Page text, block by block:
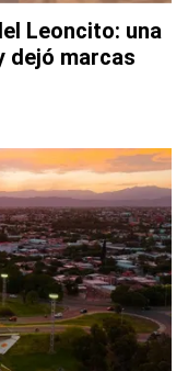
Leoncito: una
dejó marcas